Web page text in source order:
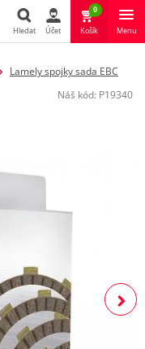
Hledat
Hledat Účet
0
Košík Menu
Lamely spojky sada EBC
Náš kód: P19340